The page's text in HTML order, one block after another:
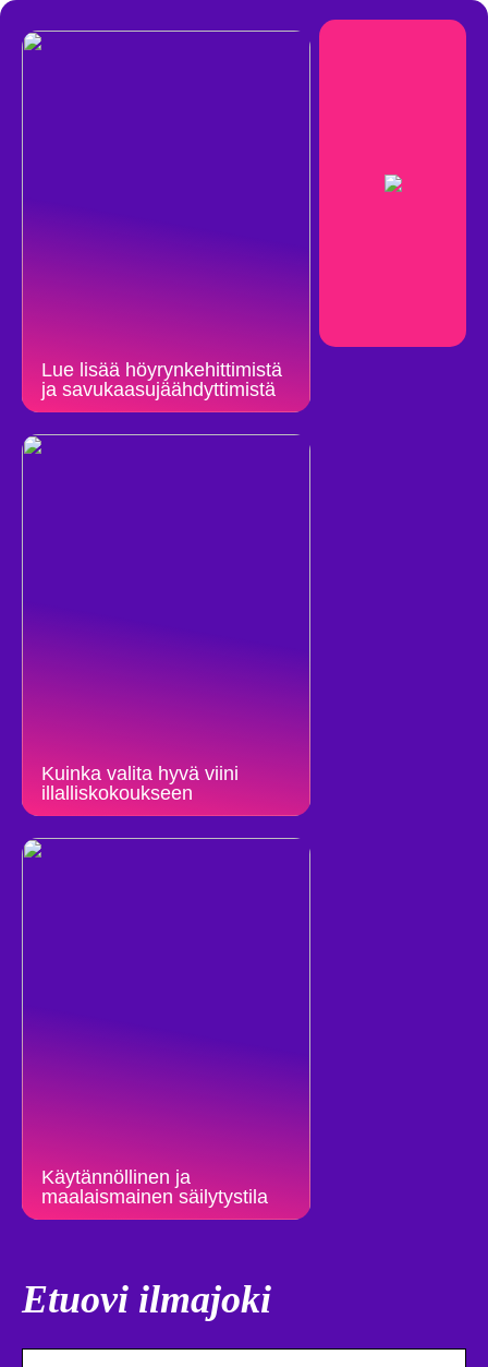
Lue lisää höyrynkehittimistä
ja savukaasujäähdyttimistä
Kuinka valita hyvä viini
illalliskokoukseen
Käytännöllinen ja
maalaismainen säilytystila
Etuovi ilmajoki